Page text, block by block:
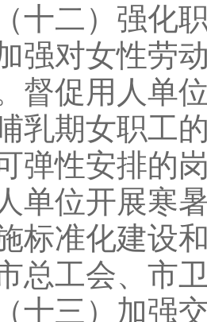
二）强化职
强对女性劳
督促用人单
乳期女职工
弹性安排的
单位开展寒
标准化建设
总工会、市
三）加强交